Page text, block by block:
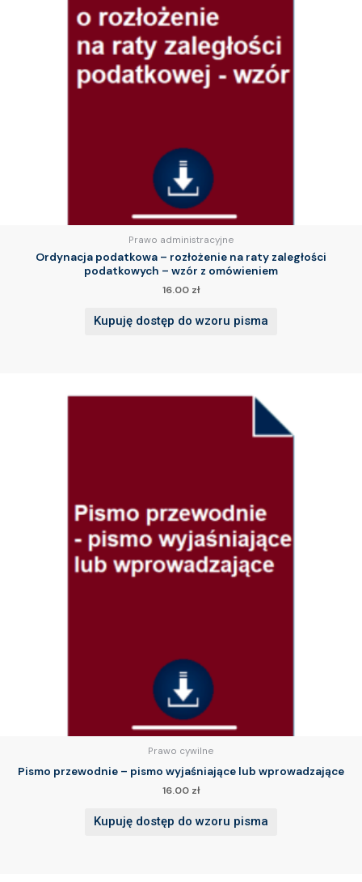
Prawo administracyjne
Ordynacja podatkowa – rozłożenie na raty zaległości
podatkowych – wzór z omówieniem
16.00 zł
Kupuję dostęp do wzoru pisma
Prawo cywilne
Pismo przewodnie – pismo wyjaśniające lub wprowadzające
16.00 zł
Kupuję dostęp do wzoru pisma